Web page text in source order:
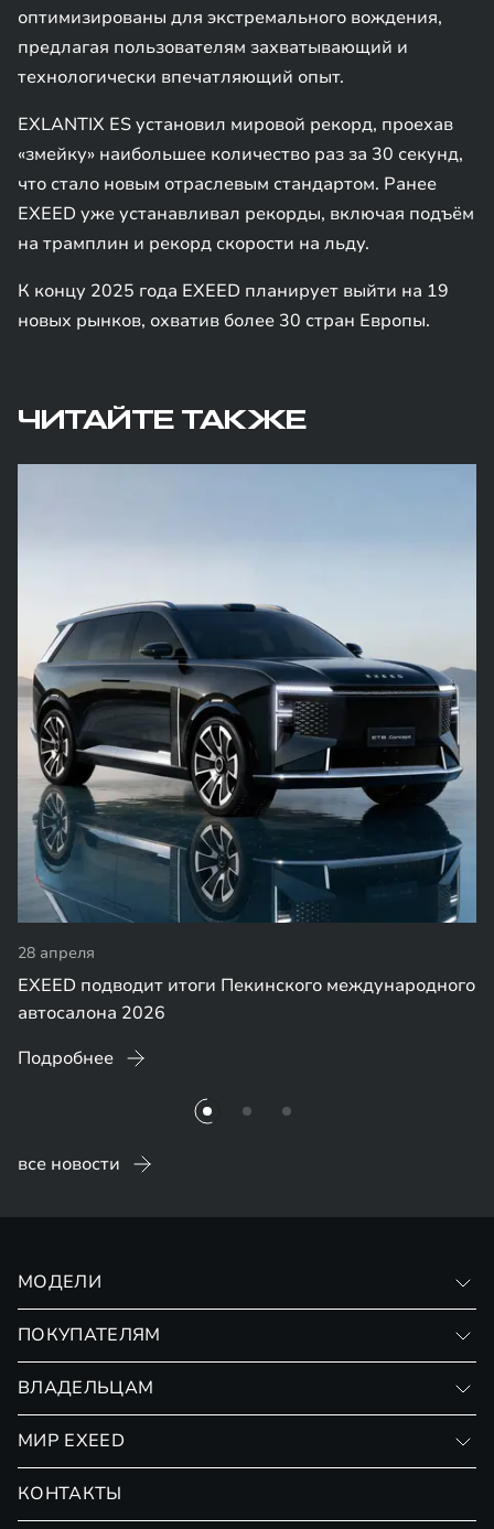
оптимизированы для экстремального вождения,
предлагая пользователям захватывающий и
технологически впечатляющий опыт.
EXLANTIX ES установил мировой рекорд, проехав
«змейку» наибольшее количество раз за 30 секунд,
что стало новым отраслевым стандартом. Ранее
EXEED уже устанавливал рекорды, включая подъём
на трамплин и рекорд скорости на льду.
К концу 2025 года EXEED планирует выйти на 19
новых рынков, охватив более 30 стран Европы.
ЧИТАЙТЕ ТАКЖЕ
28 апреля
EXEED подводит итоги Пекинского международного
автосалона 2026
Подробнее
все новости
МОДЕЛИ
ПОКУПАТЕЛЯМ
Страхование
ВЛАДЕЛЬЦАМ
Сервис
МИР EXEED
КОНТАКТЫ